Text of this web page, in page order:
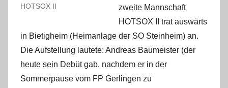
HOTSOX II
zweite Mannschaft
HOTSOX II trat auswärts
in Bietigheim (Heimanlage der SO Steinheim) an.
Die Aufstellung lautete: Andreas Baumeister (der
heute sein Debüt gab, nachdem er in der
Sommerpause vom FP Gerlingen zu